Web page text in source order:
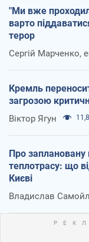
"Ми вже
варто
терор
Сергій Марченко,
Кремль
загрозою
Віктор Ягун
Про заплановану
теплотрасу: що
Києві
Владислав